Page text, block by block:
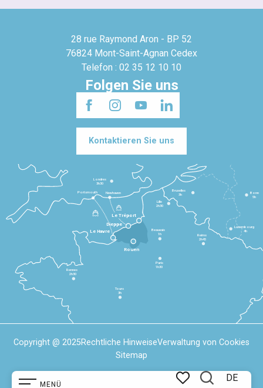
MENÜ
DE
28 rue Raymond Aron - BP 52
76824 Mont-Saint-Agnan Cedex
Telefon : 02 35 12 10 10
Folgen Sie uns
Kontaktieren Sie uns
Le Havre
Dieppe
Le Tréport
Rennes
2h30
Tours
3h
Paris
1h30
Beauvais
1h
Reims
2h45
Lille
2h30
Bruxelles
3h
Londres
3h30
Newhaven
Portsmouth
Bonn
5h
Luxembourg
4h
Rouen
Copyright @ 2025Rechtliche HinweiseVerwaltung von Cookies
Sitemap